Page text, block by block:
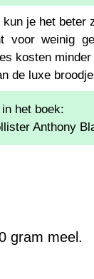
je het
voor weinig
kosten
de luxe
het boek:
Anthony
gram meel.